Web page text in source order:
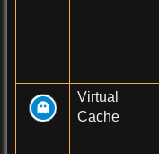
Virtual
Cache